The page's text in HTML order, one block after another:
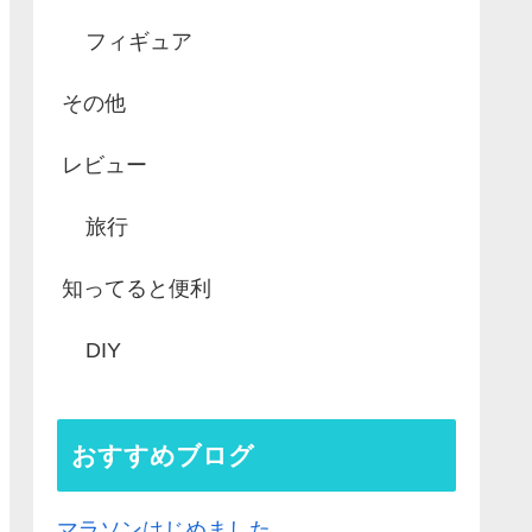
フィギュア
その他
レビュー
旅行
知ってると便利
DIY
おすすめブログ